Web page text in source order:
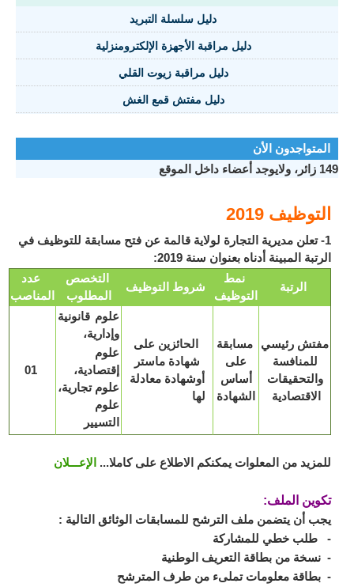
دليل سلسلة التبريد
دليل مراقبة الأجهزة الإلكترومنزلية
دليل مراقبة زيوت القلي
دليل مفتش قمع الغش
المتواجدون الأن
149 زائر، ولايوجد أعضاء داخل الموقع
التوظيف 2019
1- تعلن مديرية التجارة لولاية قالمة عن فتح مسابقة للتوظيف في
الرتبة المبينة أدناه بعنوان سنة 2019:
عدد
المناصب
التخصص
المطلوب
شروط التوظيف
نمط
التوظيف
الرتبة
علوم قانونية
وإدارية،
علوم
إقتصادية،
علوم تجارية،
علوم
التسيير
الحائزين على
شهادة ماستر
أوشهادة معادلة
لها
مسابقة
على
أساس
الشهادة
مفتش رئيسي
للمنافسة
والتحقيقات
الاقتصادية
للمزيد من المعلوات يمكنكم الاطلاع على كاملا... الإعـــلان
تكوين الملف:
يجب أن يتضمن ملف الترشح للمسابقات الوثائق التالية :
- طلب خطي للمشاركة
- نسخة من بطاقة التعريف الوطنية
- بطاقة معلومات تملىء من طرف المترشح